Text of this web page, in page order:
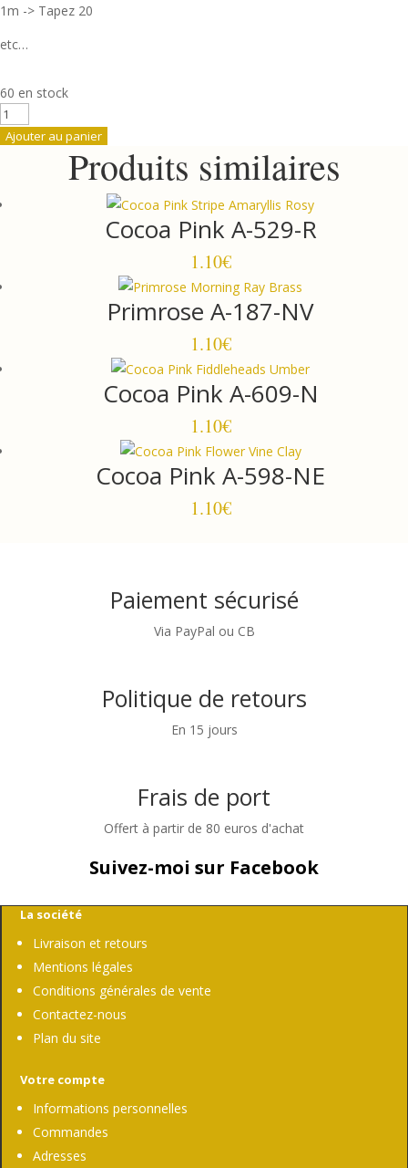
1m -> Tapez 20
etc…
60 en stock
quantité
deAjouter au panier
Produits similaires
Cocoa Pink A-529-R
1.10€
Primrose A-187-NV
1.10€
Cocoa Pink A-609-N
1.10€
Cocoa Pink A-598-NE
1.10€
Paiement sécurisé
Via PayPal ou CB
Politique de retours
En 15 jours
Frais de port
Offert à partir de 80 euros d'achat
Suivez-moi sur Facebook
La société
Livraison et retours
Mentions légales
Conditions générales de vente
Contactez-nous
Plan du site
Votre compte
Informations personnelles
Commandes
Adresses